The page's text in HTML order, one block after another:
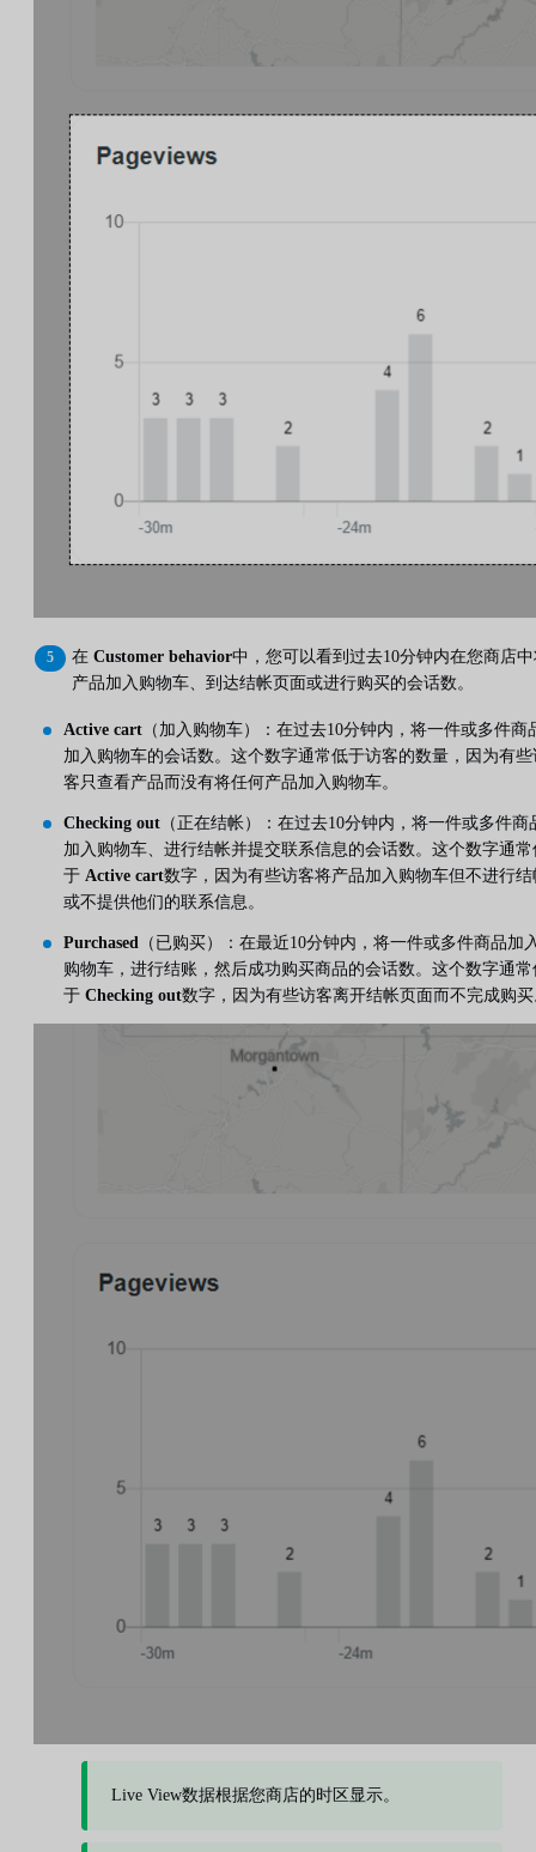
在 Customer behavior中，您可以看到过去10分钟内在您商店
产品加入购物车、到达结帐页面或进行购买的会话数。
Active cart （加入购物车）：在过去10分钟内，将一件或多件商
加入购物车的会话数。这个数字通常低于访客的数量，因为有些
客只查看产品而没有将任何产品加入购物车。
Checking out （正在结帐）：在过去10分钟内，将一件或多件商
加入购物车、进行结帐并提交联系信息的会话数。这个数字通常
于 Active cart数字，因为有些访客将产品加入购物车但不进行结
或不提供他们的联系信息。
Purchased （已购买）：在最近10分钟内，将一件或多件商品加
购物车，进行结账，然后成功购买商品的会话数。这个数字通常
于 Checking out数字，因为有些访客离开结帐页面而不完成购
Live View数据根据您商店的时区显示。